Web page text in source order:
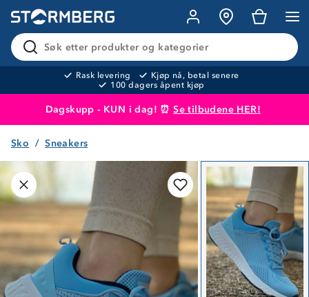
Søk etter produkter og kategorier
Rask levering
Kjøp nå, betal senere
100 dagers åpent kjøp
Dagskupp - KUN i dag! ⏰Se tilbudene HER!
Produktet er lagt i handlekurven
Sko Sneakers